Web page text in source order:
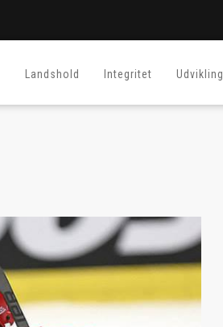
Landshold Integritet Udvikling